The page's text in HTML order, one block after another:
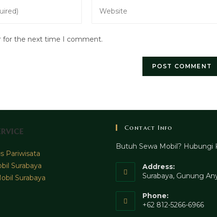
your
URL
for the next time I comment.
Pariwisata
Surabaya
Surabaya
Contact Info
Butuh Sewa Mobil? Hubungi
Address:
Surabaya, Gunung
Phone:
+62 812-5266-6966